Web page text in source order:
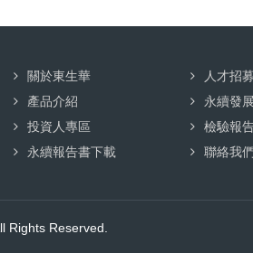
關於東生華
產品介紹
投資人專區
永續報告書下載
人才招募
永續發展
檢驗報
聯絡我們
Rights Reserved.